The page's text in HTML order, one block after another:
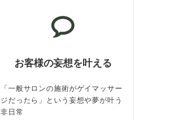
お客様の妄想を叶える
「一般サロンの施術がゲイマッサー
ジだったら」という妄想や夢が叶う
非日常